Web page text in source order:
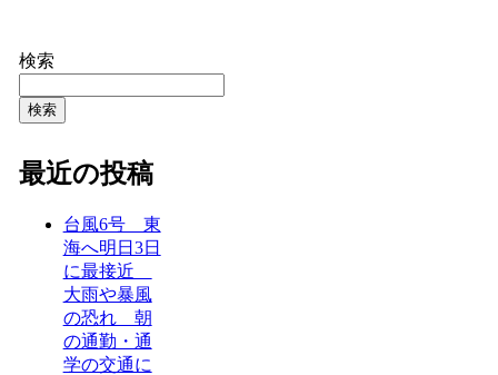
検索
検索
最近の投稿
台風6号 東
海へ明日3日
に最接近
大雨や暴風
の恐れ 朝
の通勤・通
学の交通に